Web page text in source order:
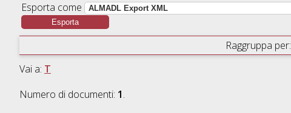
Esporta come
Raggruppa per:
Vai a: T
Numero di documenti: 1.